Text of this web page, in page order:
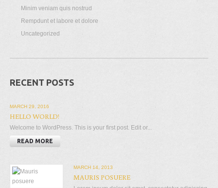
Minim veniam quis nostrud
Rempdunt et labore et dolore
Uncategorized
RECENT POSTS
MARCH 29, 2016
HELLO WORLD!
Welcome to WordPress. This is your first post. Edit or...
READ MORE
MARCH 14, 2013
MAURIS POSUERE